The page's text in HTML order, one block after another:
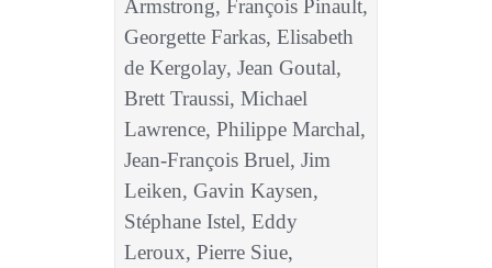
Armstrong, François Pinault,
Georgette Farkas, Elisabeth
de Kergolay, Jean Goutal,
Brett Traussi, Michael
Lawrence, Philippe Marchal,
Jean-François Bruel, Jim
Leiken, Gavin Kaysen,
Stéphane Istel, Eddy
Leroux, Pierre Siue,